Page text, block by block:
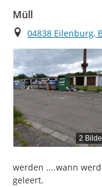
Müll
Ort
04838 Eilenburg,
2
werden ....wann
geleert.